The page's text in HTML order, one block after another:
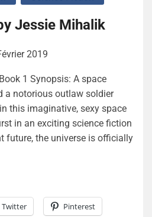
Jessie Mihalik
2019
1 Synopsis: A space
a notorious outlaw soldier
this imaginative, sexy space
in an exciting science fiction
future, the universe is officially
Twitter Pinterest